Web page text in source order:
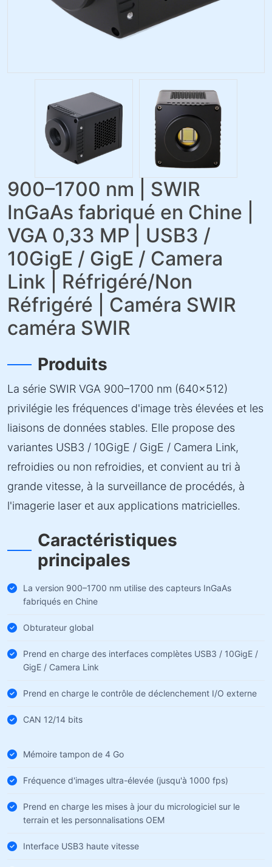
900–1700 nm | SWIR
InGaAs fabriqué en Chine |
VGA 0,33 MP | USB3 /
10GigE / GigE / Camera
Link | Réfrigéré/Non
Réfrigéré | Caméra SWIR
caméra SWIR
Produits
La série SWIR VGA 900–1700 nm (640×512)
privilégie les fréquences d'image très élevées et les
liaisons de données stables. Elle propose des
variantes USB3 / 10GigE / GigE / Camera Link,
refroidies ou non refroidies, et convient au tri à
grande vitesse, à la surveillance de procédés, à
l'imagerie laser et aux applications matricielles.
Caractéristiques
principales
La version 900–1700 nm utilise des capteurs InGaAs
fabriqués en Chine
Obturateur global
Prend en charge des interfaces complètes USB3 / 10GigE /
GigE / Camera Link
Prend en charge le contrôle de déclenchement I/O externe
CAN 12/14 bits
Mémoire tampon de 4 Go
Fréquence d'images ultra-élevée (jusqu'à 1000 fps)
Prend en charge les mises à jour du micrologiciel sur le
terrain et les personnalisations OEM
Interface USB3 haute vitesse